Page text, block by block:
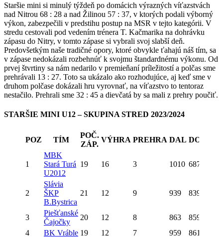
Staršie mini si minulý týždeň po domácich výrazných víťazstvách
nad Nitrou 68 : 28 a nad Žilinou 57 : 37, v ktorých podali výborný
výkon, zabezpečili v predstihu postup na MSR v tejto kategórii. V
stredu cestovali pod vedením trénera T. Kačmarika na dohrávku
zápasu do Nitry, v tomto zápase si vybrali svoj slabší deň.
Predovšetkým naše tradičné opory, ktoré obvykle ťahajú náš tím, sa
v zápase nedokázali rozbehnúť k svojmu štandardnému výkonu. Od
prvej štvrtiny sa nám nedarilo v premieňaní príležitostí a polčas sme
prehrávali 13 : 27. Toto sa ukázalo ako rozhodujúce, aj keď sme v
druhom polčase dokázali hru vyrovnať, na víťazstvo to tentoraz
nestačilo. Prehrali sme 32 : 45 a dievčatá by sa mali z prehry poučiť.
STARŠIE MINI U12 – SKUPINA STRED 2023/2024
POZ TÍM
POČ.
ZÁP.
VÝHRA PREHRA DAL DOSTAL
1
MBK
Stará Turá
U2012
19 16 3 1010 687
2
Slávia
ŠKP
B.Bystrica
21 12 9 939 839
3
Piešťanské
Čajočky
20 12 8 863
859
4
BK Vráble 19 12 7 959
861